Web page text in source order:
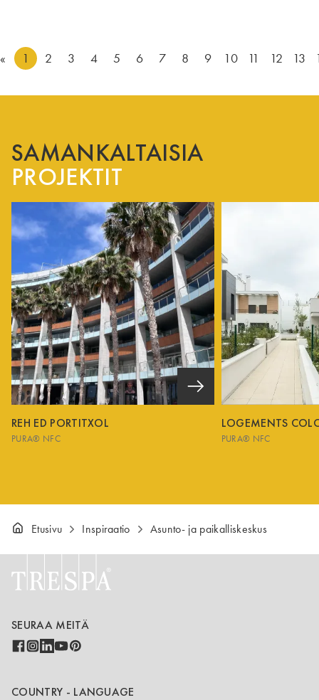
« 1 2 3 4 5 6 7 8 9 10 11 12 13
SAMANKALTAISIA
PROJEKTIT
REH ED PORTITXOL
PURA® NFC
LOGEMENTS
PURA® NFC
Etusivu Inspiraatio Asunto- ja paikalliskeskus
SEURAA MEITÄ
COUNTRY - LANGUAGE